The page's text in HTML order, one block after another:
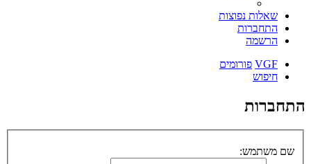
שאלות נפוצות
התחברות
הרשמה
VGF פורומים
חיפוש
התחברות
שם משתמש: